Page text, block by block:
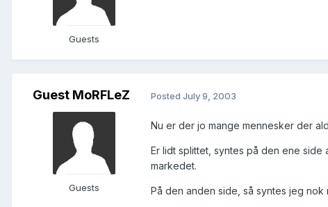
Guests
Guest MoRFLeZ
Guests
Posted July 9, 2003
Nu er der jo mange mennesker der
Er lidt splittet, syntes på den ene
markedet.
På den anden side, så syntes jeg